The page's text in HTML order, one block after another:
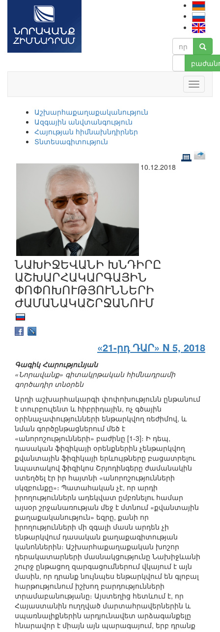
Աշխարհաքաղաքականություն
Ազգային անվտանգություն
Հայության հիմնախնդիրներ
Տնտեսագիտություն
10.12.2018
ՆԱԽԻՋԵՎԱՆԻ ԽՆԴԻՐԸ
ԱՇԽԱՐՀԱԿԱՐԳԱՅԻՆ
ՓՈՓՈԽՈՒԹՅՈՒՆՆԵՐԻ
ԺԱՄԱՆԱԿԱՇՐՋԱՆՈՒՄ
«21-րդ ԴԱՐ» N 5, 2018
Գագիկ Հարությունյան
«Նորավանք» գիտակրթական հիմնադրամի
գործադիր տնօրեն
Արդի աշխարհակարգի փոփոխությունն ընթանում
է տուրբուլենտ և հիբրիդային, ոչ գծային
օրինաչափությունների ենթարկվող ռեժիմով, և
նման գործընթացներում մեծ է
«անորոշությունների» բաժինը [1-3]։ Ի դեպ,
դասական ֆիզիկայի օրենքներին չենթարկվող
քվանտային ֆիզիկայի երևույթները բացատրելու
նպատակով ֆիզիկոս Շրյոդինգերը ժամանակին
ստեղծել էր իր հայտնի «անորոշությունների
սկզբունքը»։ Պատահական չէ, որ արդի
իրողություններն ադեկվատ ըմբռնելու համար
այսօր շրջանառության մեջ է մտնում «քվանտային
քաղաքականություն» եզրը, քանի որ
իրողությունների մի զգալի մասն արդեն չի
ենթարկվում դասական քաղաքագիտության
կանոններին։ Աշխարհաքաղաքական խոշոր
դերակատարների մասնակցությունը Նախիջևանի
շուրջ ընթացող զարգացումներում վկայում է այն
մասին, որ դրանք նույնպես ենթարկվում են գլոբալ
հարթությունում իշխող բարդությունների
տրամաբանությանը։ Այստեղից հետևում է, որ
Հայաստանին ուղղված մարտահրավերներին և
սպառնալիքներին արդյունավետ արձագանքելը
հնարավոր է միայն այն պարագայում, երբ դրանք